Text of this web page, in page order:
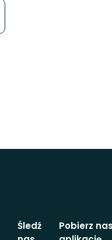
Śledź
Pobierz